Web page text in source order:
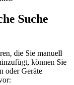
Suche
die Sie manuell
können Sie
oder Geräte